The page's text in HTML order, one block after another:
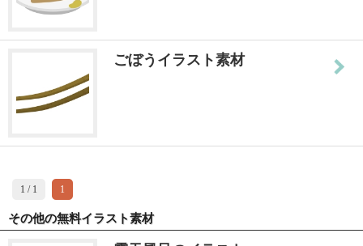
ごぼうイラスト素材
1 / 1 1
その他の無料イラスト素材